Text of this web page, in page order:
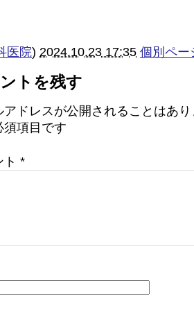
医院) 2024.10.23 17:35 個別ペー
トを残す
アドレスが公開されることはあ
須項目です
*